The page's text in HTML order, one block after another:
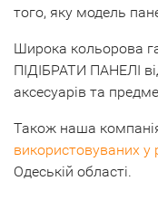
того, яку модель
Широка кольорова
ПІДІБРАТИ ПАНЕЛІ
аксесуарів та
Також наша
використовуваних у
Одеській області.